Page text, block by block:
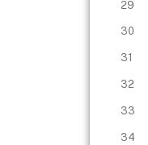
29
30
31
32
33
34